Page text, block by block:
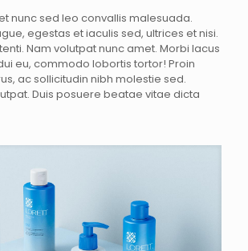
nunc sed leo convallis malesuada.
egestas et iaculis sed, ultrices et nisi.
Nam volutpat nunc amet. Morbi lacus
eu, commodo lobortis tortor! Proin
ac sollicitudin nibh molestie sed.
Duis posuere beatae vitae dicta